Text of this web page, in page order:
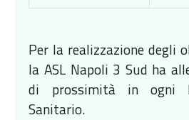
Per la realizzazione degli
la ASL Napoli 3 Sud ha
di prossimità in ogni
Sanitario.